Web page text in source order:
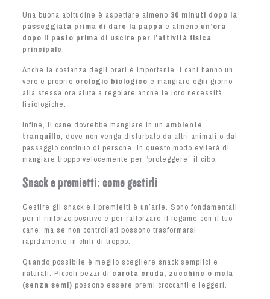
Una buona abitudine è aspettare almeno 30 minuti dopo la
passeggiata prima di dare la pappa e almeno un’ora
dopo il pasto prima di uscire per l’attività fisica
principale.
Anche la costanza degli orari è importante. I cani hanno un
vero e proprio orologio biologico e mangiare ogni giorno
alla stessa ora aiuta a regolare anche le loro necessità
fisiologiche.
Infine, il cane dovrebbe mangiare in un ambiente
tranquillo, dove non venga disturbato da altri animali o dal
passaggio continuo di persone. In questo modo eviterà di
mangiare troppo velocemente per “proteggere” il cibo.
Snack e premietti: come gestirli
Gestire gli snack e i premietti è un’arte. Sono fondamentali
per il rinforzo positivo e per rafforzare il legame con il tuo
cane, ma se non controllati possono trasformarsi
rapidamente in chili di troppo.
Quando possibile è meglio scegliere snack semplici e
naturali. Piccoli pezzi di carota cruda, zucchine o mela
(senza semi) possono essere premi croccanti e leggeri.